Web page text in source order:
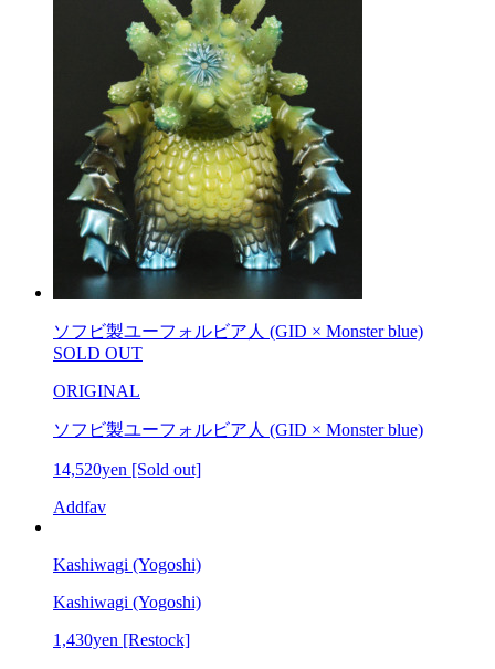
ソフビ製ユーフォルビア人 (GID × Monster blue)
SOLD OUT
ORIGINAL
ソフビ製ユーフォルビア人 (GID × Monster blue)
14,520yen [Sold out]
Addfav
Kashiwagi (Yogoshi)
Kashiwagi (Yogoshi)
1,430yen [Restock]